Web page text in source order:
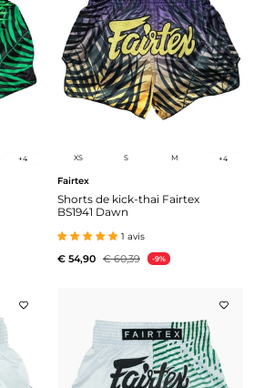
+4 XS S M +4
Fairtex
Shorts de kick-thai Fairtex
BS1941 Dawn
1 avis
€ 54,90 € 60,39 -9%